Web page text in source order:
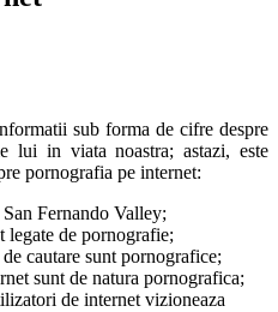
sub forma de cifre despre
lui in viata noastra; astazi, este
pornografia pe internet:
Fernando Valley;
legate de pornografie;
cautare sunt pornografice;
sunt de natura pornografica;
de internet vizioneaza